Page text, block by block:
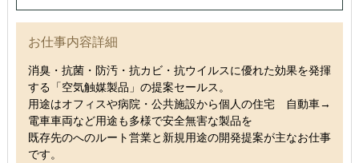
お仕事内容詳細
消臭・抗菌・防汚・抗カビ・抗ウイルスに優れた効果を発揮
する「空気触媒製品」の提案セールス。
用途はオフィスや病院・公共施設から個人の住宅 自動車→
電車車両など用途も多様で安全無害な製品を
既存先のへのルート営業と新規用途の開発提案が主なお仕事
です。